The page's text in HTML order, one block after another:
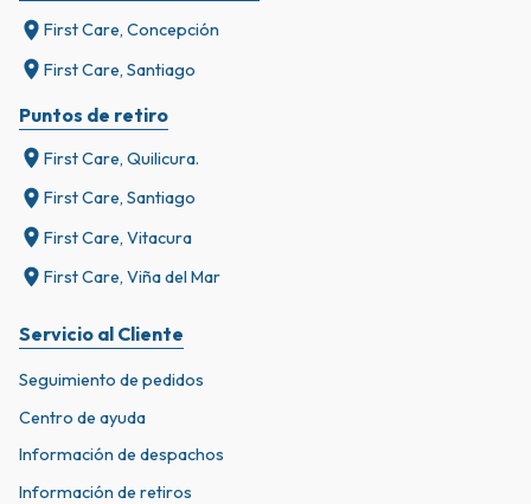
First Care, Concepción
First Care, Santiago
Puntos de retiro
First Care, Quilicura.
First Care, Santiago
First Care, Vitacura
First Care, Viña del Mar
Servicio al Cliente
Seguimiento de pedidos
Centro de ayuda
Información de despachos
Información de retiros